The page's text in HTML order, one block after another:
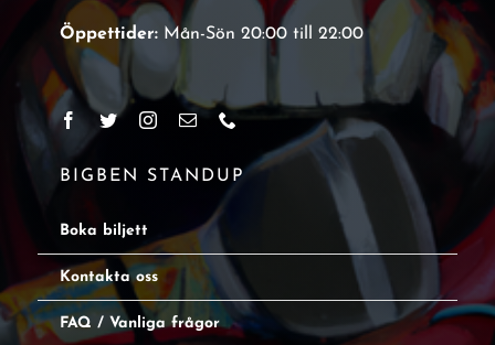
Öppettider:Mån-Sön 20:00 till 22:00
BIGBEN STANDUP
Boka biljett
Kontakta oss
FAQ / Vanliga frågor